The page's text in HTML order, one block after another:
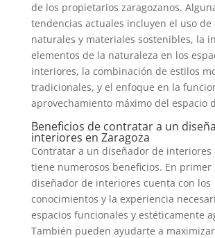
de los propietarios zaragozanos.
tendencias actuales incluyen el uso de
naturales y materiales sostenibles, la
elementos de la naturaleza en los
interiores, la combinación de estilos
tradicionales, y el enfoque en la
aprovechamiento máximo del espacio
Beneficios de contratar a un
interiores en Zaragoza
Contratar a un diseñador de interiores
tiene numerosos beneficios. En primer
diseñador de interiores cuenta con los
conocimientos y la experiencia
espacios funcionales y estéticamente
También pueden ayudarte a